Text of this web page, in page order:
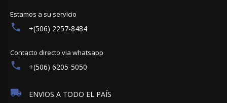
Estamos a su servicio
+(506) 2257-8484
Contacto directo via whatsapp
+(506) 6205-5050
ENVIOS A TODO EL PAÍS